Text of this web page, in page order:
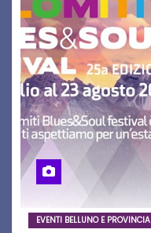
EVENTI BELLUNO E PROVINCIA